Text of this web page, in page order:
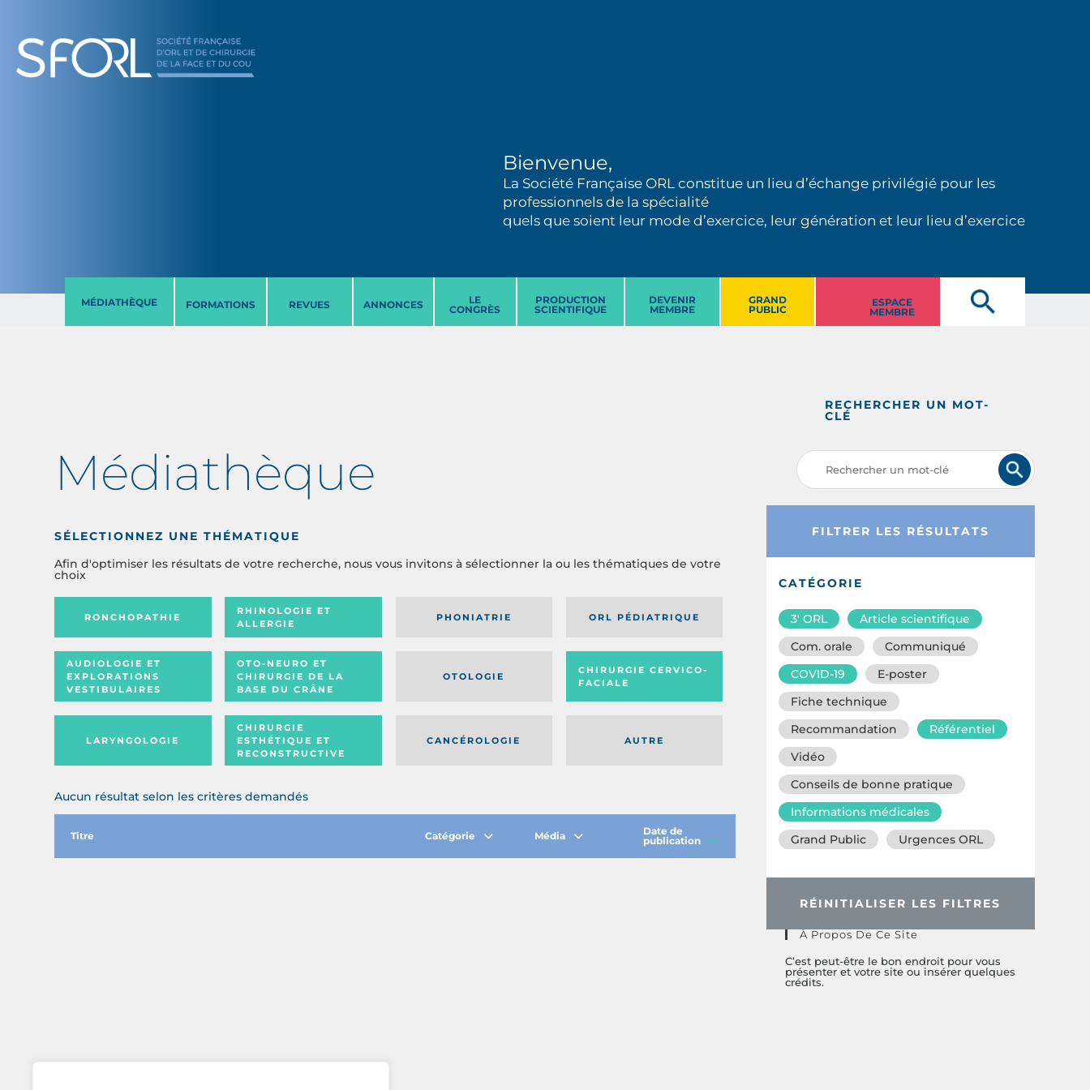
Bienvenue,
La Société Française ORL constitue un lieu d’échange privilégié pour les
professionnels de la spécialité
quels que soient leur mode d’exercice, leur génération et leur lieu d’exercice
MÉDIATHÈQUE FORMATIONS REVUES ANNONCES
LE
CONGRÈS
PRODUCTION
SCIENTIFIQUE
DEVENIR
MEMBRE
GRAND
PUBLIC
ESPACE
MEMBRE
Médiathèque
SÉLECTIONNEZ UNE THÉMATIQUE
Afin d'optimiser les résultats de votre recherche, nous vous invitons à sélectionner la ou les thématiques de votre
choix
RONCHOPATHIE
RHINOLOGIE ET
ALLERGIE
PHONIATRIE ORL PÉDIATRIQUE
AUDIOLOGIE ET
EXPLORATIONS
VESTIBULAIRES
OTO-NEURO ET
CHIRURGIE DE LA
BASE DU CRÂNE
OTOLOGIE
CHIRURGIE CERVICO-
FACIALE
AUTRE
LARYNGOLOGIE
CHIRURGIE
ESTHÉTIQUE ET
RECONSTRUCTIVE
CANCÉROLOGIE
Aucun résultat selon les critères demandés
Titre Catégorie Média
Date de
publication
RECHERCHER UN MOT-
CLÉ
FILTRER LES RÉSULTATS
CATÉGORIE
3′ ORL
Article scientifique
Com. orale
Communiqué
COVID-19
E-poster
Fiche technique
Recommandation
Référentiel
Vidéo
Conseils de bonne pratique
Informations médicales
Grand Public
Urgences ORL
RÉINITIALISER LES FILTRES
À Propos De Ce Site
C’est peut-être le bon endroit pour vous
présenter et votre site ou insérer quelques
crédits.